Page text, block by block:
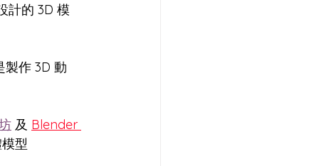
計的 3D 模
作 3D 動
及 Blender
型